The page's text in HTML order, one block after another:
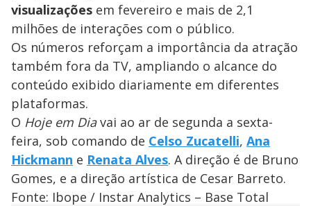
visualizações em fevereiro e mais de 2,1
milhões de interações com o público.
Os números reforçam a importância da atração
também fora da TV, ampliando o alcance do
conteúdo exibido diariamente em diferentes
plataformas.
O Hoje em Diavai ao ar de segunda a sexta-
feira, sob comando de Celso Zucatelli, Ana
Hickmann e Renata Alves. A direção é de Bruno
Gomes, e a direção artística de Cesar Barreto.
Fonte: Ibope / Instar Analytics – Base Total